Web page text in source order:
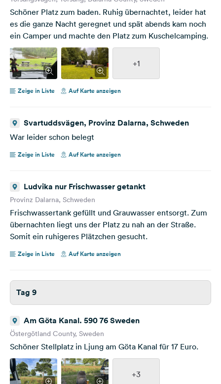
Schöner Platz zum baden. Ruhig übernachtet, leider hat
es die ganze Nacht geregnet und spät abends kam noch
ein Camper und machte den Platz zum Kuschelcamping.
+1
Zeige in Liste Auf Karte anzeigen
Svartuddsvägen, Provinz Dalarna, Schweden
War leider schon belegt
Zeige in Liste Auf Karte anzeigen
Ludvika nur Frischwasser getankt
Provinz Dalarna, Schweden
Frischwassertank gefüllt und Grauwasser entsorgt. Zum
übernachten liegt uns der Platz zu nah an der Straße.
Somit ein ruhigeres Plätzchen gesucht.
Zeige in Liste Auf Karte anzeigen
Tag 9
Am Göta Kanal. 590 76 Sweden
Östergötland County, Sweden
Schöner Stellplatz in Ljung am Göta Kanal für 17 Euro.
+3